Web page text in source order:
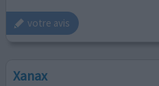
votre avis
Xanax